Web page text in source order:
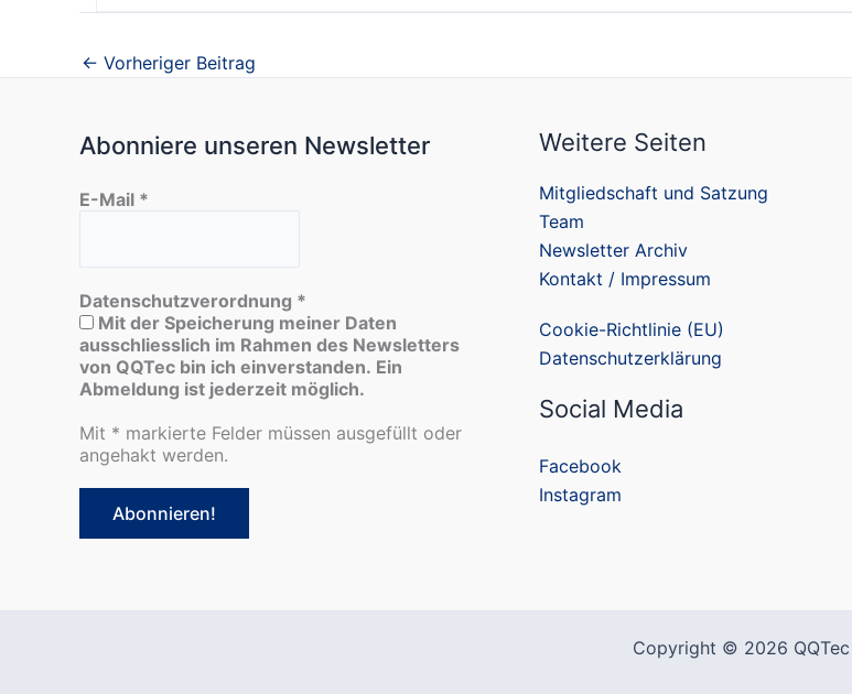
← Vorheriger Beitrag
Abonniere unseren Newsletter
E-Mail *
Datenschutzverordnung *
Mit der Speicherung meiner Daten
ausschliesslich im Rahmen des Newsletters
von QQTec bin ich einverstanden. Ein
Abmeldung ist jederzeit möglich.
Mit * markierte Felder müssen ausgefüllt oder
angehakt werden.
Weitere Seiten
Mitgliedschaft und Satzung
Team
Newsletter Archiv
Kontakt / Impressum
Cookie-Richtlinie (EU)
Datenschutzerklärung
Social Media
Facebook
Instagram
Copyright © 2026 QQTec